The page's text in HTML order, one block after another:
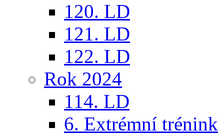
120. LD
121. LD
122. LD
Rok 2024
114. LD
6. Extrémní trénink